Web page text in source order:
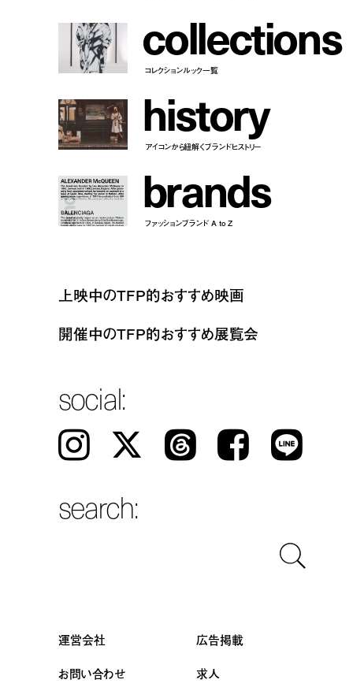
collections
コレクションルック一覧
history
アイコンから紐解くブランドヒストリー
brands
ファッションブランド A to Z
上映中のTFP的おすすめ映画
開催中のTFP的おすすめ展覧会
social:
Instagram 𝕏 Threads Facebook LINE
search:
運営会社
広告掲載
お問い合わせ
求人